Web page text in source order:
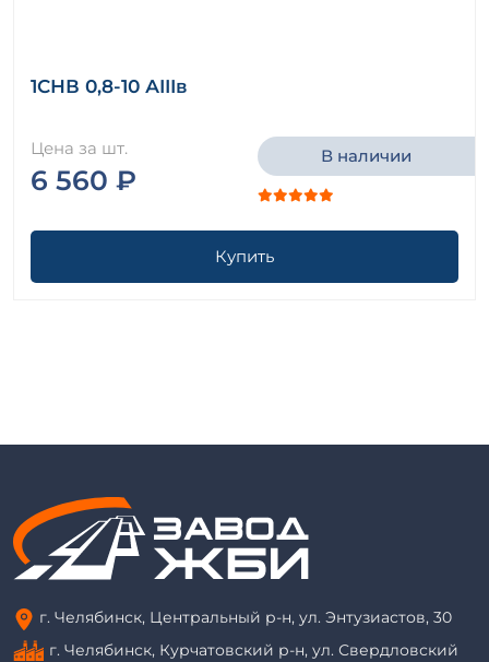
1СНВ 0,8-10 АIIIв
Цена за шт.
6 560 ₽
В наличии
Купить
г. Челябинск, Центральный р-н, ул. Энтузиастов, 30
г. Челябинск, Курчатовский р-н, ул. Свердловский